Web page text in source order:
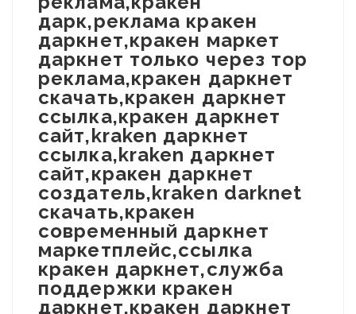
дарк,реклама кракен
даркнет,кракен маркет
даркнет только через тор
реклама,кракен даркнет
скачать,кракен даркнет
ссылка,кракен даркнет
сайт,kraken даркнет
ссылка,kraken даркнет
сайт,кракен даркнет
создатель,kraken darknet
скачать,кракен
современный даркнет
маркетплейс,ссылка
кракен даркнет,служба
поддержки кракен
даркнет,кракен даркнет